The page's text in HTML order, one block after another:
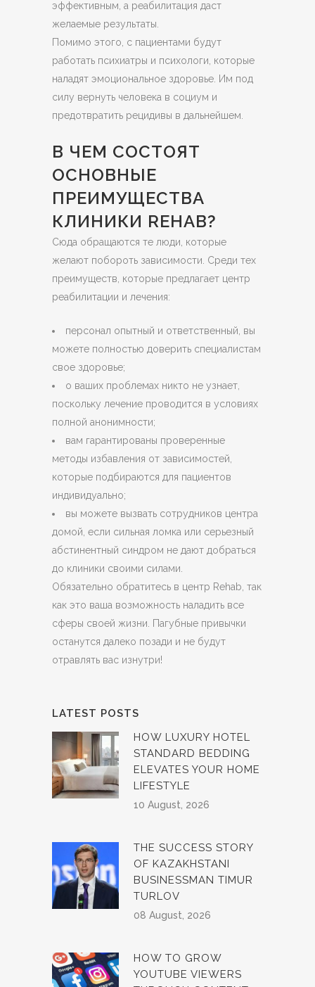
эффективным, а реабилитация даст
желаемые результаты.
Помимо этого, с пациентами будут
работать психиатры и психологи, которые
наладят эмоциональное здоровье. Им под
силу вернуть человека в социум и
предотвратить рецидивы в дальнейшем.
В ЧЕМ СОСТОЯТ
ОСНОВНЫЕ
ПРЕИМУЩЕСТВА
КЛИНИКИ REHAB?
Сюда обращаются те люди, которые
желают побороть зависимости. Среди тех
преимуществ, которые предлагает центр
реабилитации и лечения:
персонал опытный и ответственный, вы
можете полностью доверить специалистам
свое здоровье;
о ваших проблемах никто не узнает,
поскольку лечение проводится в условиях
полной анонимности;
вам гарантированы проверенные
методы избавления от зависимостей,
которые подбираются для пациентов
индивидуально;
вы можете вызвать сотрудников центра
домой, если сильная ломка или серьезный
абстинентный синдром не дают добраться
до клиники своими силами.
Обязательно обратитесь в центр Rehab, так
как это ваша возможность наладить все
сферы своей жизни. Пагубные привычки
останутся далеко позади и не будут
отравлять вас изнутри!
LATEST POSTS
HOW LUXURY HOTEL
STANDARD BEDDING
ELEVATES YOUR HOME
LIFESTYLE
10 August, 2026
THE SUCCESS STORY
OF KAZAKHSTANI
BUSINESSMAN TIMUR
TURLOV
08 August, 2026
HOW TO GROW
YOUTUBE VIEWERS